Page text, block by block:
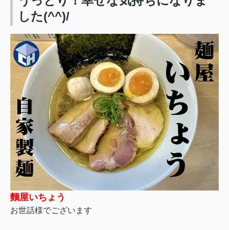
した(^^)/
麵屋いちょう
お世話様でございます